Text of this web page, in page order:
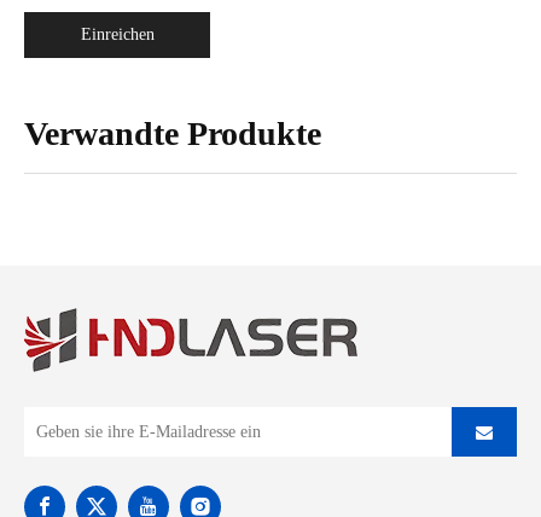
Einreichen
Verwandte Produkte